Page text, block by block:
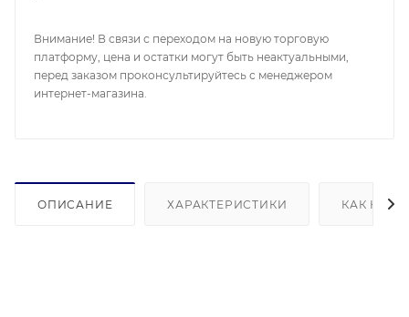
Внимание! В связи с переходом на новую торговую
платформу, цена и остатки могут быть неактуальными,
перед заказом проконсультируйтесь с менеджером
интернет-магазина.
ОПИСАНИЕ ХАРАКТЕРИСТИКИ КАК